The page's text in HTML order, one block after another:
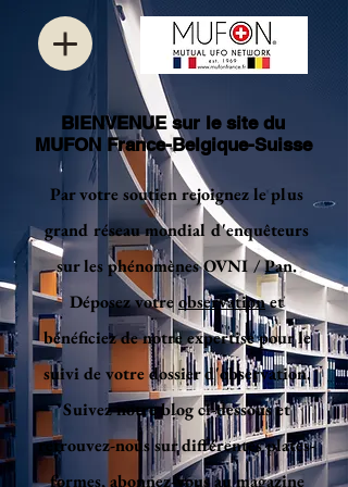
BIENVENUE sur le site du
MUFON France-Belgique-Suisse
Par votre soutien rejoignez le plus
grand réseau mondial d'enquêteurs
sur les phénomènes OVNI / Pan.
Déposez votreobservationet
bénéficiez de notre expertise pour le
suivi de votre dossier d'observation.
Suivez notre blog ci-dessous et
retrouvez-nous sur différentes plates-
formes, abonnez-vous au magazine